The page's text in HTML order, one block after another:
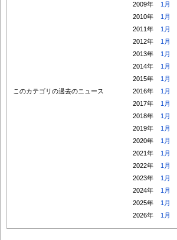
このカテゴリの過去のニュース
2009年
1月
2010年
1月
2011年
1月
2012年
1月
2013年
1月
2014年
1月
2015年
1月
2016年
1月
2017年
1月
2018年
1月
2019年
1月
2020年
1月
2021年
1月
2022年
1月
2023年
1月
2024年
1月
2025年
1月
2026年
1月